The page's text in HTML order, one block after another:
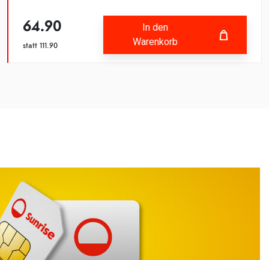
64.90
statt 111.90
In den
Warenkorb